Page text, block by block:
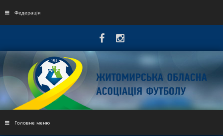
Федерація
Головне меню